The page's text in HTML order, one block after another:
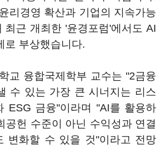
리경영 확산과 기업의 지속가능
최근 개최한 '윤경포럼'에서도 AI
로 부상했습니다.
교 융합국제학부 교수는 "2금융
수 있는 가장 큰 시너지는 리스
ESG 금융"이라며 "AI를 활용하
공헌 수준이 아닌 수익성과 연결
변화할 수 있을 것"이라고 전망